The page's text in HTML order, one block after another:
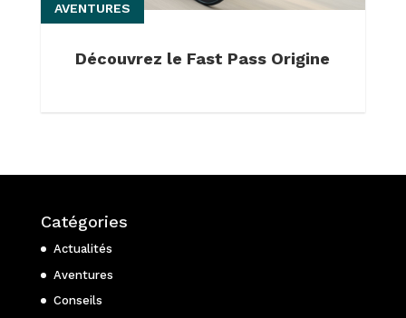
Découvrez le Fast Pass Origine
AVENTURES
Catégories
Actualités
Aventures
Conseils